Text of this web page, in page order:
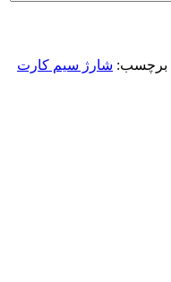
برچسب: شارژ سیم کارت